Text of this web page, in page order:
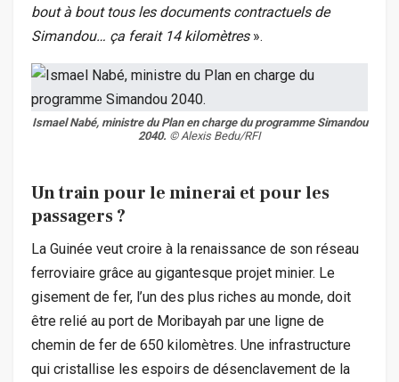
bout à bout tous les documents contractuels de
Simandou… ça ferait 14 kilomètres».
Ismael Nabé, ministre du Plan en charge du programme Simandou
2040. © Alexis Bedu/RFI
Un train pour le minerai et pour les
passagers ?
La Guinée veut croire à la renaissance de son réseau
ferroviaire grâce au gigantesque projet minier. Le
gisement de fer, l’un des plus riches au monde, doit
être relié au port de Moribayah par une ligne de
chemin de fer de 650 kilomètres. Une infrastructure
qui cristallise les espoirs de désenclavement de la